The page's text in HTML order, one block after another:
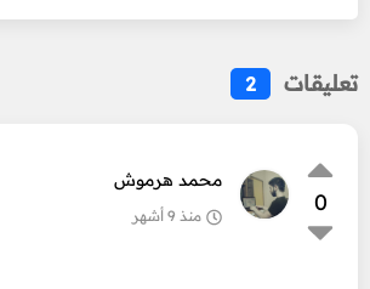
تعليقات 2
0
محمد هرموش
منذ 9 أشهر